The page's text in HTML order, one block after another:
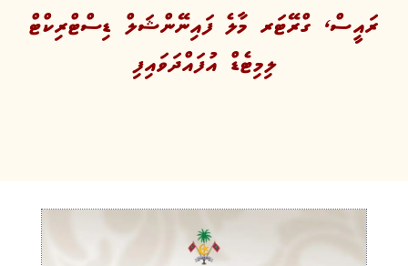
ރައީސް، ގްރޭޓަރ މާލެ ފައިނޭންޝަލް ޑިސްޓްރިކްޓް
ލިމިޓެޑް އުފައްދަވައިފި